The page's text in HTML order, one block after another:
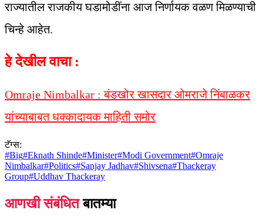
राज्यातील राजकीय घडामोडींना आज निर्णायक वळण मिळण्याची
चिन्हे आहेत.
हे देखील वाचा :
Omraje Nimbalkar : बंडखोर खासदार ओमराजे निंबाळकर
यांच्याबाबत धक्कादायक माहिती समोर
टॅग्स:
#Big#Eknath Shinde#Minister#Modi Government#Omraje
Nimbalkar#Politics#Sanjay Jadhav#Shivsena#Thackeray
Group#Uddhav Thackeray
आणखी संबंधित बातम्या